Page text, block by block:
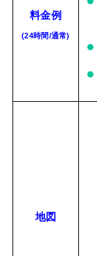
料金例
(24時間/通常)
地図